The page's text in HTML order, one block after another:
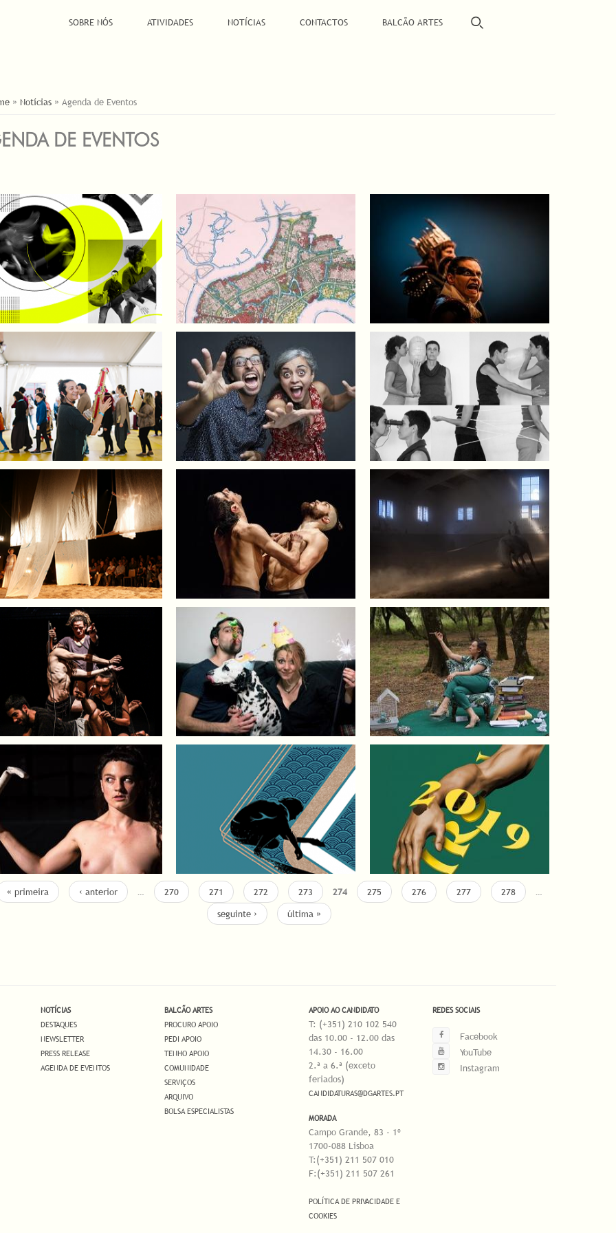
SOBRE NÓS ATIVIDADES NOTÍCIAS CONTACTOS BALCÃO ARTES
AQUI
» Notícias » Agenda de Eventos
DE EVENTOS
« primeira ‹ anterior … 270 271 272 273 274 275 276 277 278
…
seguinte ›
última »
NOTÍCIAS
DESTAQUES
NEWSLETTER
PRESS RELEASE
AGENDA DE EVENTOS
BALCÃO ARTES
PROCURO APOIO
PEDI APOIO
TENHO APOIO
COMUNIDADE
SERVIÇOS
ARQUIVO
BOLSA ESPECIALISTAS
APOIO AO CANDIDATO
T: (+351) 210 102 540
das 10.00 - 12.00 das
14.30 - 16.00
2.ª a 6.ª (exceto
feriados)
CANDIDATURAS@DGARTES.PT
MORADA
Campo Grande, 83 - 1º
1700-088 Lisboa
T:(+351) 211 507 010
F:(+351) 211 507 261
POLÍTICA DE PRIVACIDADE E
COOKIES
REDES SOCIAIS
Facebook
YouTube
Instagram